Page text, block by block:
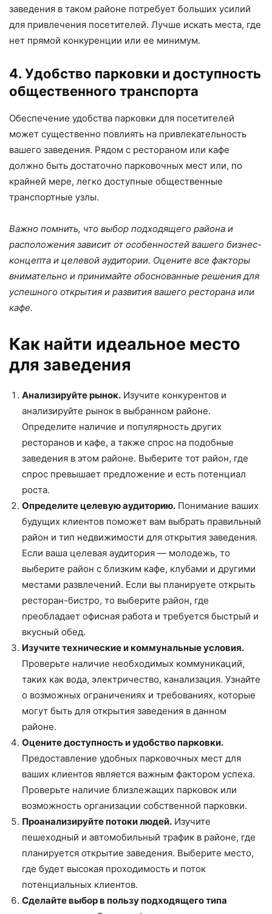
заведения в таком районе потребует больших усилий
для привлечения посетителей. Лучше искать места, где
нет прямой конкуренции или ее минимум.
4. Удобство парковки и доступность
общественного транспорта
Обеспечение удобства парковки для посетителей
может существенно повлиять на привлекательность
вашего заведения. Рядом с рестораном или кафе
должно быть достаточно парковочных мест или, по
крайней мере, легко доступные общественные
транспортные узлы.
Важно помнить, что выбор подходящего района и
расположения зависит от особенностей вашего бизнес-
концепта и целевой аудитории. Оцените все факторы
внимательно и принимайте обоснованные решения для
успешного открытия и развития вашего ресторана или
кафе.
Как найти идеальное место
для заведения
Анализируйте рынок. Изучите конкурентов и
анализируйте рынок в выбранном районе.
Определите наличие и популярность других
ресторанов и кафе, а также спрос на подобные
заведения в этом районе. Выберите тот район, где
спрос превышает предложение и есть потенциал
роста.
Определите целевую аудиторию. Понимание ваших
будущих клиентов поможет вам выбрать правильный
район и тип недвижимости для открытия заведения.
Если ваша целевая аудитория — молодежь, то
выберите район с близким кафе, клубами и другими
местами развлечений. Если вы планируете открыть
ресторан-бистро, то выберите район, где
преобладает офисная работа и требуется быстрый и
вкусный обед.
Изучите технические и коммунальные условия.
Проверьте наличие необходимых коммуникаций,
таких как вода, электричество, канализация. Узнайте
о возможных ограничениях и требованиях, которые
могут быть для открытия заведения в данном
районе.
Оцените доступность и удобство парковки.
Предоставление удобных парковочных мест для
ваших клиентов является важным фактором успеха.
Проверьте наличие близлежащих парковок или
возможность организации собственной парковки.
Проанализируйте потоки людей. Изучите
пешеходный и автомобильный трафик в районе, где
планируется открытие заведения. Выберите место,
где будет высокая проходимость и поток
потенциальных клиентов.
Сделайте выбор в пользу подходящего типа